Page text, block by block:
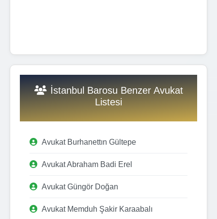
İstanbul Barosu Benzer Avukat
Listesi
Avukat Burhanettın Gültepe
Avukat Abraham Badi Erel
Avukat Güngör Doğan
Avukat Memduh Şakir Karaabalı